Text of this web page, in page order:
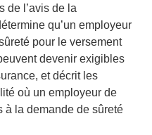
de l’avis de la
qu’un employeur
pour le versement
devenir exigibles
et décrit les
où un employeur de
à la demande de sûreté